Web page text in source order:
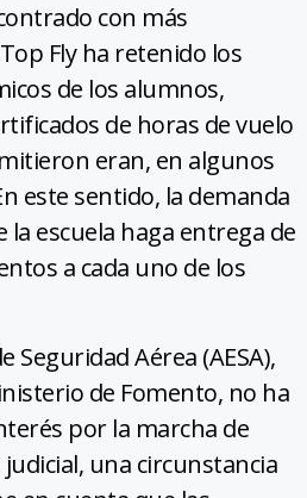
con más
Fly ha retenido los
de los alumnos,
de horas de vuelo
eran, en algunos
este sentido, la demanda
escuela haga entrega de
a cada uno de los
Seguridad Aérea (AESA),
de Fomento, no ha
por la marcha de
una circunstancia